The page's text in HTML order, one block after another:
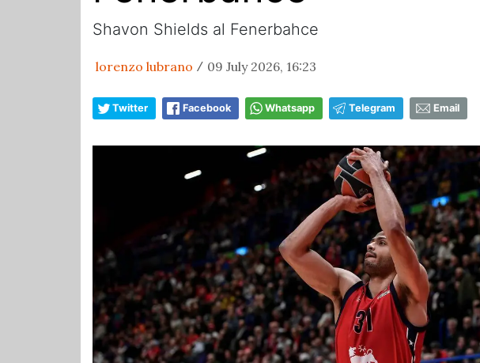
Shavon Shields al Fenerbahce
lorenzo lubrano / 09 July 2026, 16:23
Twitter Facebook Whatsapp Telegram Email